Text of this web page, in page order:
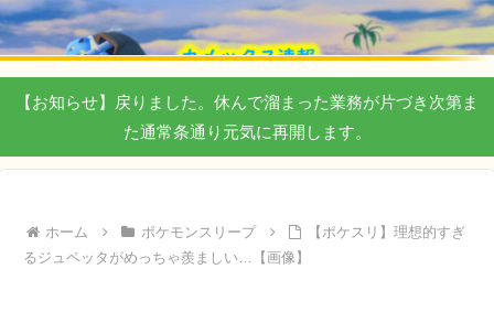
【お知らせ】戻りました。休んで溜まった業務が片づき次第ま
た通常条通り元気に再開します。
ホーム ポケモンスリープ
【ポケスリ】理想的すぎ
るジュペッタがめっちゃ羨ましい…【画像】